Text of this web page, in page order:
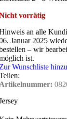
vorrätig
an alle
Januar 2025
– wir
ist.
Wunschliste